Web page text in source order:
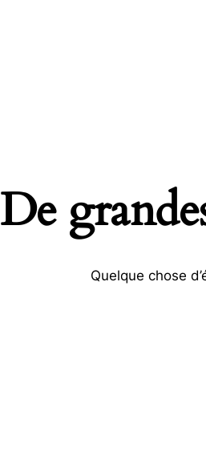
De
Quelque chose